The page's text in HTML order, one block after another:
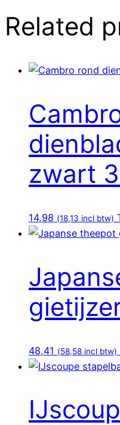
Related
zwart
14,98 (18,13 incl btw)
48,41 (58,58 incl btw)